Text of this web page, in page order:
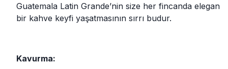
Guatemala Latin Grande’nin size her fincanda elegan
bir kahve keyfi yaşatmasının sırrı budur.
Kavurma: